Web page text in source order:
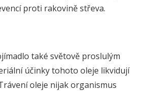
proti rakovině střeva.
také světově proslulým
účinky tohoto oleje likvidují
oleje nijak organismus